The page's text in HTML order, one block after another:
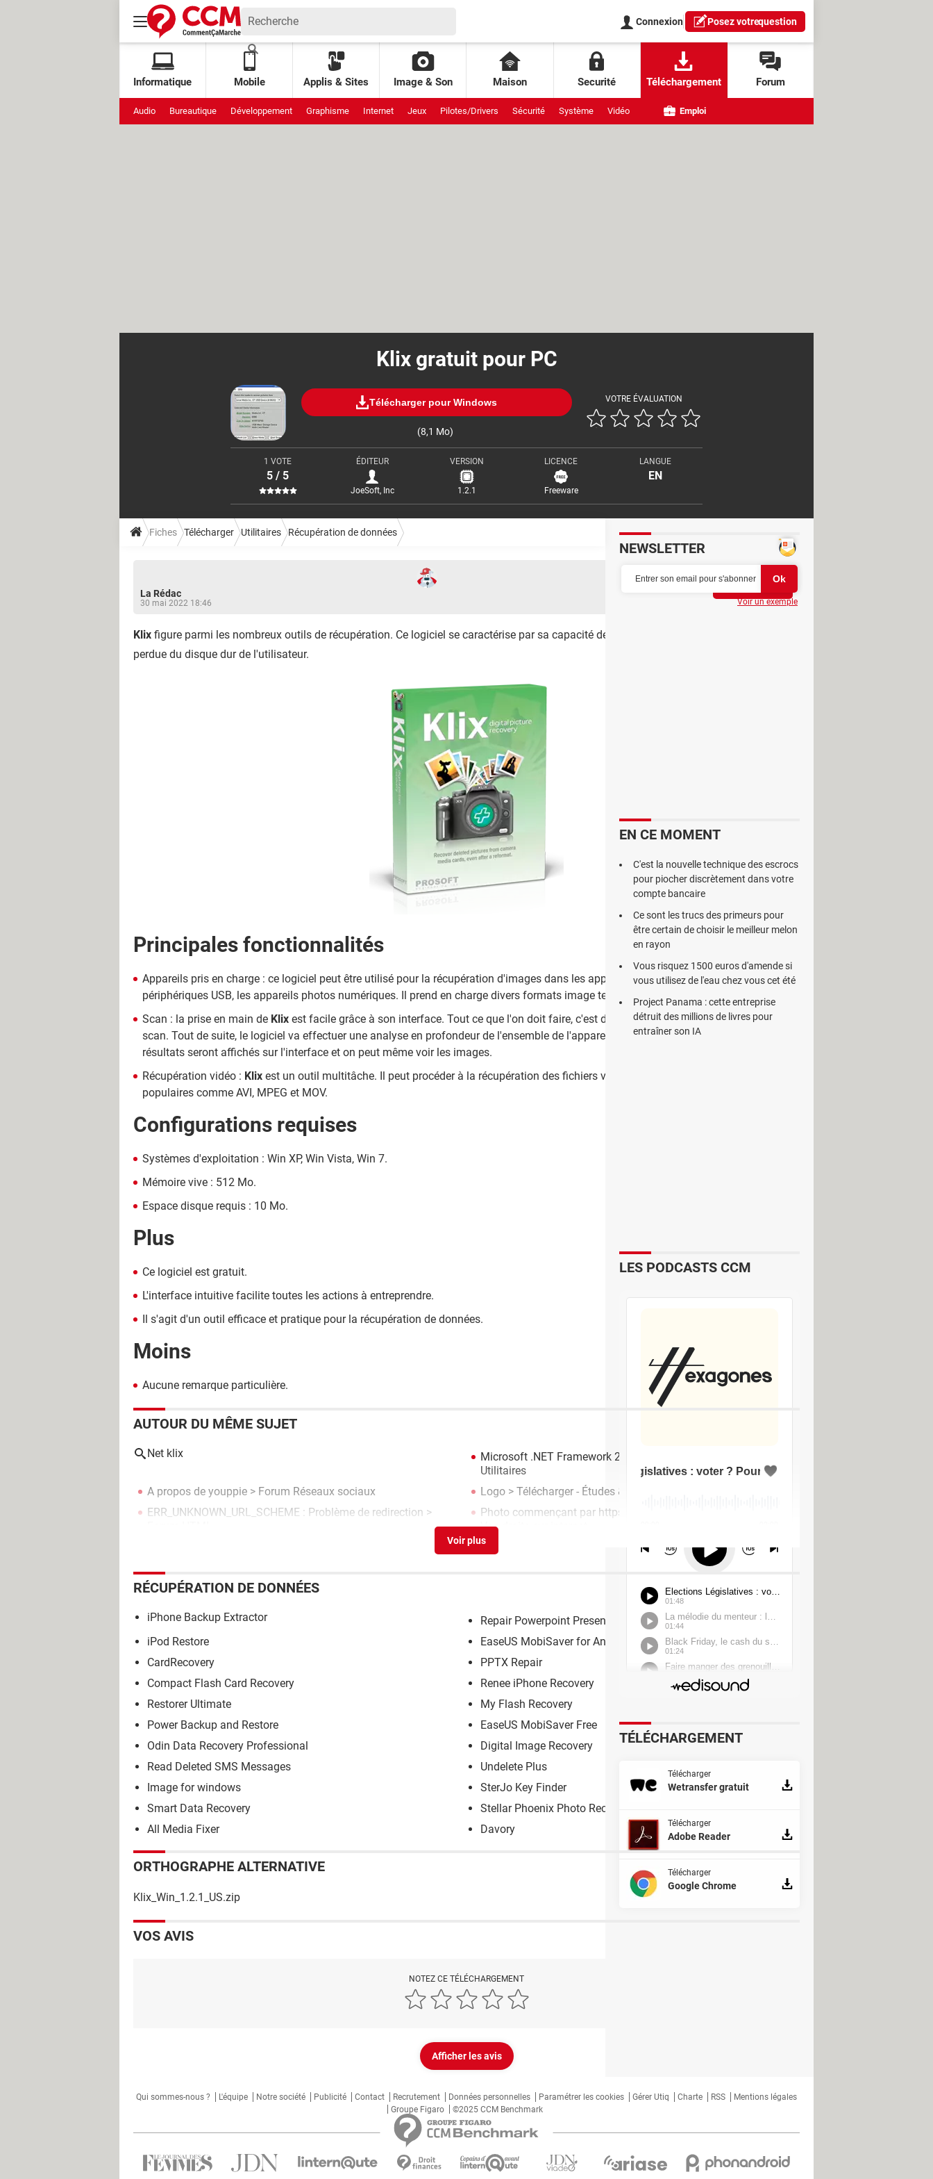
Connexion Posez votrequestion
Informatique Mobile Applis & Sites Image & Son Maison Securité Téléchargement Forum
Audio Bureautique Développement Graphisme Internet Jeux Pilotes/Drivers Sécurité Système Vidéo Emploi
Klix gratuit pour PC
Télécharger pour Windows
(8,1 Mo)
VOTRE ÉVALUATION
1 VOTE
5 / 5
ÉDITEUR
JoeSoft, Inc
VERSION
1.2.1
LICENCE
Freeware
LANGUE
EN
Fiches Télécharger Utilitaires Récupération de données
La Rédac
30 mai 2022 18:46
Klix figure parmi les nombreux outils de récupération. Ce logiciel se caractérise par sa capacité de restaurer n'importe quelle image
perdue du disque dur de l'utilisateur.
Principales fonctionnalités
Appareils pris en charge : ce logiciel peut être utilisé pour la récupération d'images dans les appareils comme les caméras, les
périphériques USB, les appareils photos numériques. Il prend en charge divers formats image tels que JPEG, TIFF,
et RAW.
Scan : la prise en main de Klix est facile grâce à son interface. Tout ce que l'on doit faire, c'est de brancher l'appareil, puis de lancer le
scan. Tout de suite, le logiciel va effectuer une analyse en profondeur de l'ensemble de l'appareil afin de trouver les fichiers. Les
résultats seront affichés sur l'interface et on peut même voir les images.
Récupération vidéo : Klix est un outil multitâche. Il peut procéder à la récupération des fichiers vidéo. Il prend en charge les formats
populaires comme AVI, MPEG et MOV.
Configurations requises
Systèmes d'exploitation : Win XP, Win Vista, Win 7.
Mémoire vive : 512 Mo.
Espace disque requis : 10 Mo.
Plus
Ce logiciel est gratuit.
L'interface intuitive facilite toutes les actions à entreprendre.
Il s'agit d'un outil efficace et pratique pour la récupération de données.
Moins
Aucune remarque particulière.
AUTOUR DU MÊME SUJET
Net klix Microsoft .NET Framework 2.0 (x86)
Utilitaires
A propos de youppie > Forum Réseaux sociaux Logo > Télécharger - Études & Formations
ERR_UNKNOWN_URL_SCHEME : Problème de redirection >
Photo commençant par https://mmsp.onoffapp.net/
Vos droits sur internet
RÉCUPÉRATION DE DONNÉES
iPhone Backup Extractor
Repair Powerpoint Presentation
iPod Restore
EaseUS MobiSaver for Android Free
CardRecovery
PPTX Repair
Compact Flash Card Recovery
Renee iPhone Recovery
Restorer Ultimate
My Flash Recovery
Power Backup and Restore
EaseUS MobiSaver Free
Odin Data Recovery Professional
Digital Image Recovery
Read Deleted SMS Messages
Undelete Plus
Image for windows
SterJo Key Finder
Smart Data Recovery
Stellar Phoenix Photo Recovery
All Media Fixer
Davory
ORTHOGRAPHE ALTERNATIVE
Klix_Win_1.2.1_US.zip
VOS AVIS
NOTEZ CE TÉLÉCHARGEMENT
Afficher les avis
NEWSLETTER
Voir un exemple
EN CE MOMENT
C'est la nouvelle technique des escrocs
pour piocher discrètement dans votre
compte bancaire
Ce sont les trucs des primeurs pour
être certain de choisir le meilleur melon
en rayon
Vous risquez 1500 euros d'amende si
vous utilisez de l'eau chez vous cet été
Project Panama : cette entreprise
détruit des millions de livres pour
entraîner son IA
LES PODCASTS CCM
TÉLÉCHARGEMENT
Télécharger
Wetransfer gratuit
Télécharger
Adobe Reader
Télécharger
Google Chrome
Qui sommes-nous ? L'équipe Notre société Publicité Contact Recrutement Données personnelles Paramétrer les cookies Gérer Utiq Charte RSS
Mentions légales
Groupe Figaro
©2025 CCM Benchmark